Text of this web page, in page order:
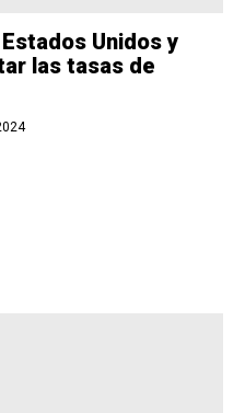
Unidos y
las tasas de